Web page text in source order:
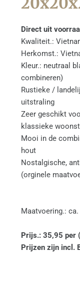
Direct uit
Kwaliteit.:
Herkomst.:
Kleur.: neutraal
combineren)
Rustieke /
uitstraling
Zeer geschikt
klassieke
Mooi in de
hout
Nostalgische,
(orginele
Maatvoering.:
Prijs.: 35,95 per
Prijzen zijn incl.